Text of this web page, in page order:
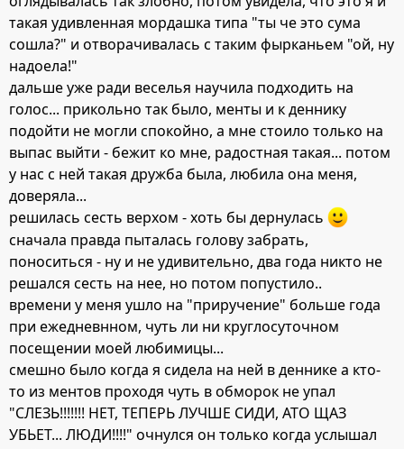
такая удивленная мордашка типа "ты че это сума
сошла?" и отворачивалась с таким фырканьем "ой, ну
надоела!"
дальше уже ради веселья научила подходить на
голос... прикольно так было, менты и к деннику
подойти не могли спокойно, а мне стоило только на
выпас выйти - бежит ко мне, радостная такая... потом
у нас с ней такая дружба была, любила она меня,
доверяла...
решилась сесть верхом - хоть бы дернулась
сначала правда пыталась голову забрать,
поноситься - ну и не удивительно, два года никто не
решался сесть на нее, но потом попустило..
времени у меня ушло на "приручение" больше года
при ежедневнном, чуть ли ни круглосуточном
посещении моей любимицы...
смешно было когда я сидела на ней в деннике а кто-
то из ментов проходя чуть в обморок не упал
"СЛЕЗЬ!!!!!!! НЕТ, ТЕПЕРЬ ЛУЧШЕ СИДИ, АТО ЩАЗ
УБЬЕТ... ЛЮДИ!!!!" очнулся он только когда услышал